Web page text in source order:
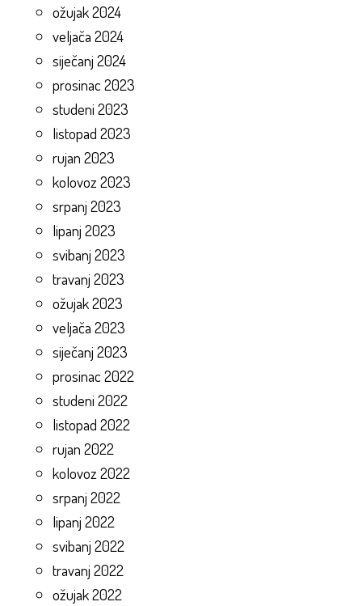
ožujak 2024
veljača 2024
siječanj 2024
prosinac 2023
studeni 2023
listopad 2023
rujan 2023
kolovoz 2023
srpanj 2023
lipanj 2023
svibanj 2023
travanj 2023
ožujak 2023
veljača 2023
siječanj 2023
prosinac 2022
studeni 2022
listopad 2022
rujan 2022
kolovoz 2022
srpanj 2022
lipanj 2022
svibanj 2022
travanj 2022
ožujak 2022